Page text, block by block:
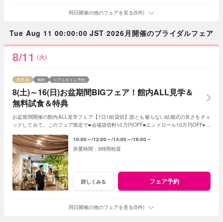
同日開催の他のフェアを見る(5件)
Tue Aug 11 00:00:00 JST 2026月開催のブライダルフェア
8/11 (火)
8(土)～16(日)お盆期間BIGフェア！館内ALL見学＆
無料試食＆特典
残席 無料 リアルタイム予約
お盆期間開催の館内ALL見学フェア【1日1組貸切】誰とも被らない結婚式の良さをチェ
ックしてみて。このフェア限定で■会場貸切料10万円OFF■エンドロール10万円OFF■フ
10:00～ 12:00～ 14:00～ 16:00～
3時間程度
詳しくみる フェア予約
同日開催の他のフェアを見る(5件)